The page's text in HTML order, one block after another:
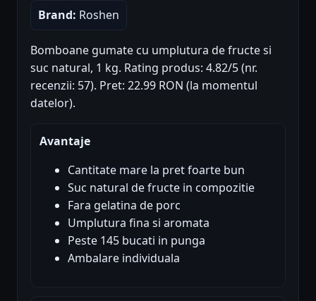
Brand: Roshen
Bomboane gumate cu umplutura de fructe si
suc natural, 1 kg. Rating produs: 4.82/5 (nr.
recenzii: 57). Pret: 22.99 RON (la momentul
datelor).
Avantaje
Cantitate mare la pret foarte bun
Suc natural de fructe in compozitie
Fara gelatina de porc
Umplutura fina si aromata
Peste 145 bucati in punga
Ambalare individuala